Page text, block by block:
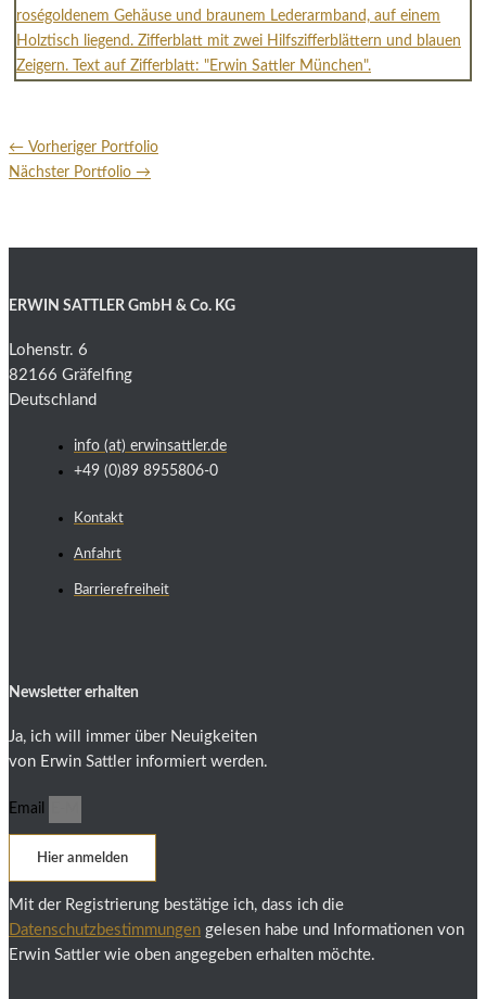
← Vorheriger Portfolio
Nächster Portfolio →
ERWIN SATTLER GmbH & Co. KG
Lohenstr. 6
82166 Gräfelfing
Deutschland
info (at) erwinsattler.de
+49 (0)89 8955806-0
Kontakt
Anfahrt
Barrierefreiheit
Newsletter erhalten
Ja, ich will immer über Neuigkeiten
von Erwin Sattler informiert werden.
Email
Hier anmelden
Mit der Registrierung bestätige ich, dass ich die
Datenschutzbestimmungen gelesen habe und Informationen von
Erwin Sattler wie oben angegeben erhalten möchte.